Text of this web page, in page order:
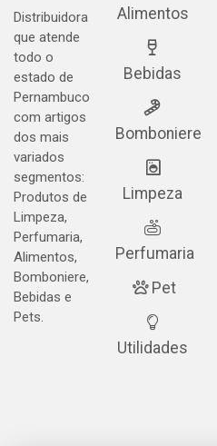
Distribuidora
que atende
todo o
estado de
Pernambuco
com artigos
dos mais
variados
segmentos:
Produtos de
Limpeza,
Perfumaria,
Alimentos,
Bomboniere,
Bebidas e
Pets.
Alimentos
Bebidas
Bomboniere
Limpeza
Perfumaria
Pet
Utilidades